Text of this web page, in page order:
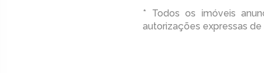
* Todos os imóveis
autorizações expressas